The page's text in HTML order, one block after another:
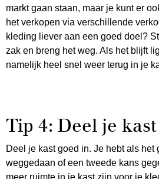
markt gaan staan, maar je kunt er
het verkopen via verschillende
kleding liever aan een goed doel?
zak en breng het weg. Als het blijft
namelijk heel snel weer terug in je
Tip 4: Deel je
Deel je kast goed in. Je hebt als
weggedaan of een tweede kans
meer ruimte in je kast zijn voor je